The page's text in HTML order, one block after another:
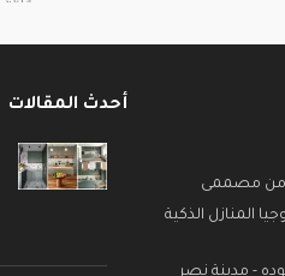
من مصممى
المنازل الذكية
أحدث المقالات